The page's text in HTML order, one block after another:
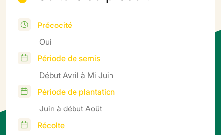
Précocité
Oui
Période de semis
Début Avril à Mi Juin
Période de plantation
Juin à début Août
Récolte